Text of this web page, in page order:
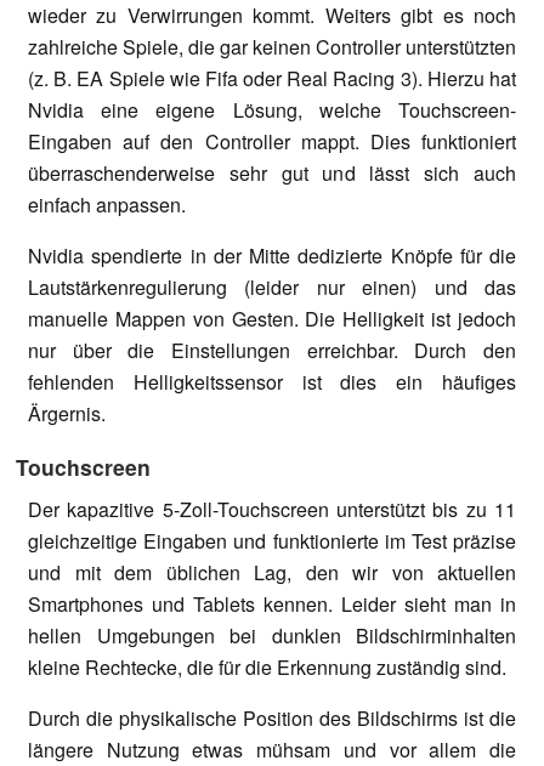
wieder zu Verwirrungen kommt. Weiters gibt es noch
zahlreiche Spiele, die gar keinen Controller unterstützten
(z. B. EA Spiele wie Fifa oder Real Racing 3). Hierzu hat
Nvidia eine eigene Lösung, welche Touchscreen-
Eingaben auf den Controller mappt. Dies funktioniert
überraschenderweise sehr gut und lässt sich auch
einfach anpassen.
Nvidia spendierte in der Mitte dedizierte Knöpfe für die
Lautstärkenregulierung (leider nur einen) und das
manuelle Mappen von Gesten. Die Helligkeit ist jedoch
nur über die Einstellungen erreichbar. Durch den
fehlenden Helligkeitssensor ist dies ein häufiges
Ärgernis.
Touchscreen
Der kapazitive 5-Zoll-Touchscreen unterstützt bis zu 11
gleichzeitige Eingaben und funktionierte im Test präzise
und mit dem üblichen Lag, den wir von aktuellen
Smartphones und Tablets kennen. Leider sieht man in
hellen Umgebungen bei dunklen Bildschirminhalten
kleine Rechtecke, die für die Erkennung zuständig sind.
Durch die physikalische Position des Bildschirms ist die
längere Nutzung etwas mühsam und vor allem die